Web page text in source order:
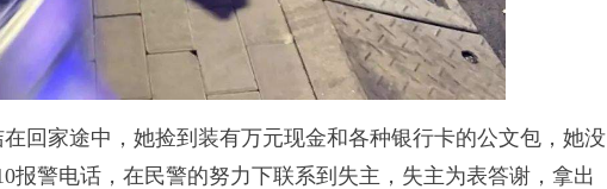
家途中，她捡到装有万元现金和各种银行卡的公文包，她没
报警电话，在民警的努力下联系到失主，失主为表答谢，拿出